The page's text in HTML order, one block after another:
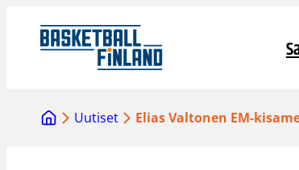
sisältöön
Uutiset Elias Valtonen EM-